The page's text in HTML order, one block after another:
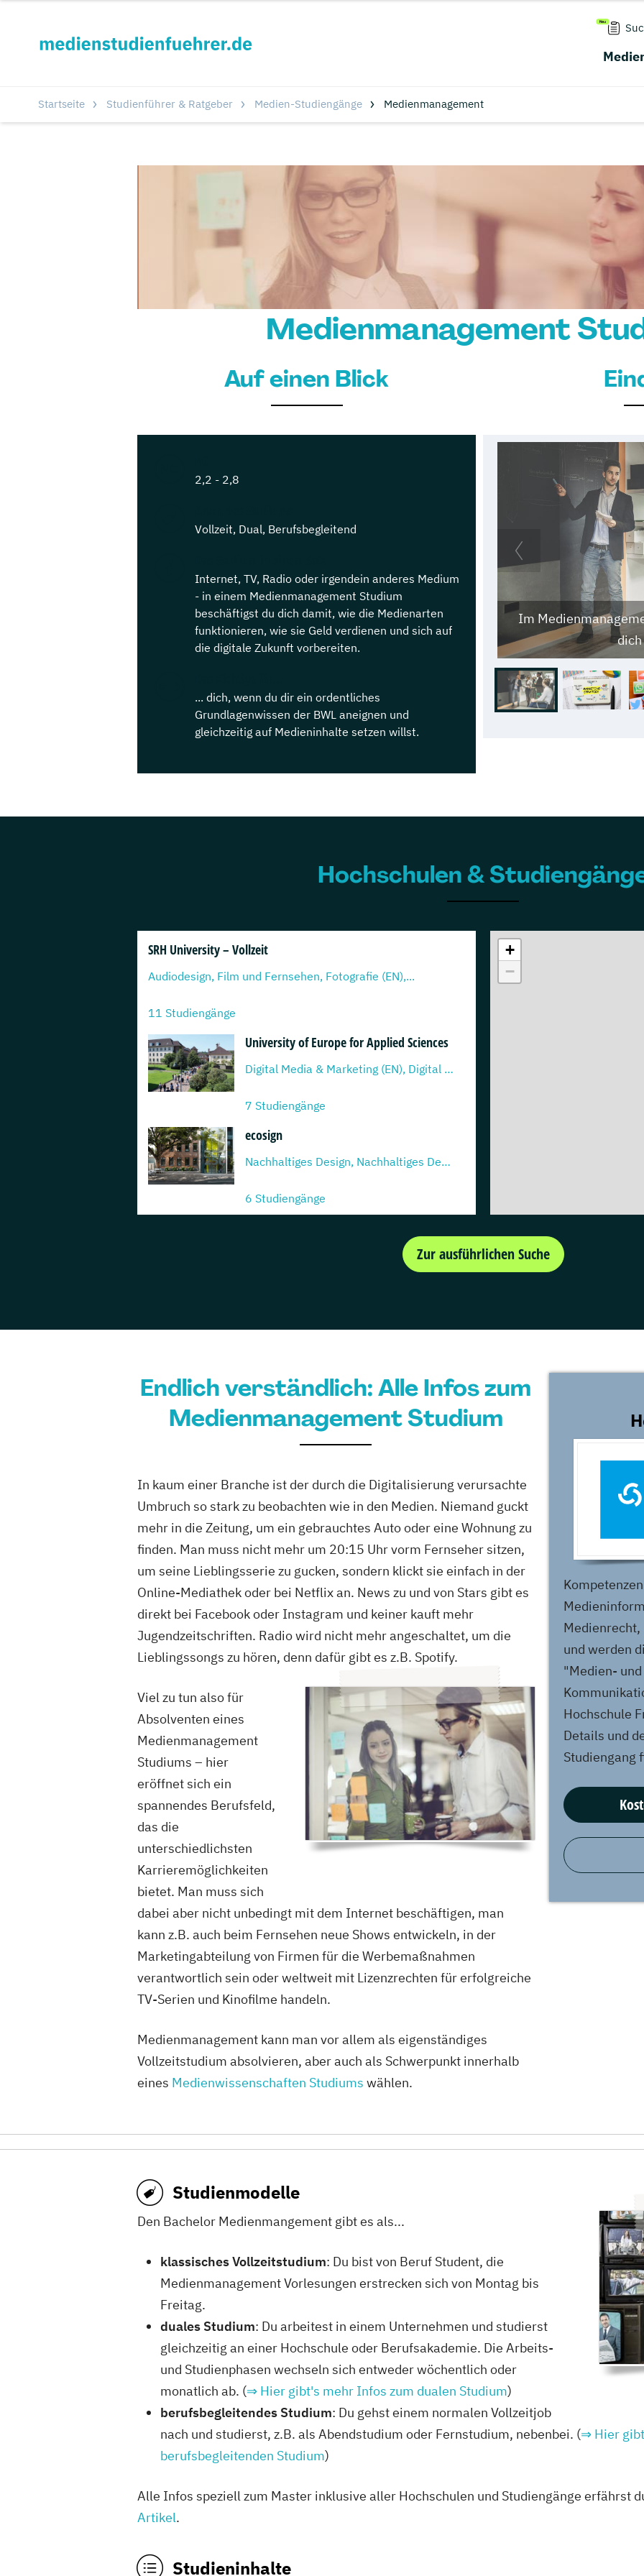
Startseite Studienführer & Ratgeber Medien-Studiengänge Medienmanagement
Medienmanagement
Auf einen Blick
2,2 - 2,8
Vollzeit, Dual, Berufsbegleitend
Internet, TV, Radio oder irgendein anderes Medium
- in einem Medienmanagement Studium
beschäftigst du dich damit, wie die Medienarten
funktionieren, wie sie Geld verdienen und sich auf
die digitale Zukunft vorbereiten.
... dich, wenn du dir ein ordentliches
Grundlagenwissen der BWL aneignen und
gleichzeitig auf Medieninhalte setzen willst.
Im
Hochschulen &
SRH University – Vollzeit
Audiodesign, Film und Fernsehen, Fotografie (EN),...
11 Studiengänge
University of Europe for Applied Sciences
Digital Media & Marketing (EN), Digital Media &...
7 Studiengänge
ecosign
Nachhaltiges Design, Nachhaltiges Design...
6 Studiengänge
Betriebswirtschaftslehre, Medienmanagement und...
4 Studiengänge
Hochschule Fresenius - Fernstudium
3 Studiengänge
IST-Hochschule für Management
Kommunikation & Medienmanagement,...
5 Studiengänge
SRH Fernhochschule – The Mobile
University
Design Management, Kommunikation und...
Haarlem Campus
BSc Creative Media
Hochschule für angewandtes
Management
Creative Media, Film- & Videoproduktion, Game...
IU Fernstudium
Journalismus und digitale Kommunikation,...
9 Studiengänge
Macromedia University
16 Studiengänge
Studium Plus an der Macromedia
5 Studiengänge
Marketing und Kommunikation, Medien- und...
PFH Fernstudium
Medienmanagement
1 Studiengänge
Akademie (EMBA)
1 Studiengänge
+
−
Zur ausführlichen Suche
Endlich verständlich: Alle Infos zum
Medienmanagement Studium
In kaum einer Branche ist der durch die Digitalisierung verursachte
Umbruch so stark zu beobachten wie in den Medien. Niemand guckt
mehr in die Zeitung, um ein gebrauchtes Auto oder eine Wohnung zu
finden. Man muss nicht mehr um 20:15 Uhr vorm Fernseher sitzen,
um seine Lieblingsserie zu gucken, sondern klickt sie einfach in der
Online-Mediathek oder bei Netflix an. News zu und von Stars gibt es
direkt bei Facebook oder Instagram und keiner kauft mehr
Jugendzeitschriften. Radio wird nicht mehr angeschaltet, um die
Lieblingssongs zu hören, denn dafür gibt es z.B. Spotify.
Viel zu tun also für
Absolventen eines
Medienmanagement
Studiums – hier
eröffnet sich ein
spannendes Berufsfeld,
das die
unterschiedlichsten
Karrieremöglichkeiten
bietet. Man muss sich
dabei aber nicht unbedingt mit dem Internet beschäftigen, man
kann z.B. auch beim Fernsehen neue Shows entwickeln, in der
Marketingabteilung von Firmen für die Werbemaßnahmen
verantwortlich sein oder weltweit mit Lizenzrechten für erfolgreiche
TV-Serien und Kinofilme handeln.
Medienmanagement kann man vor allem als eigenständiges
Vollzeitstudium absolvieren, aber auch als Schwerpunkt innerhalb
eines Medienwissenschaften Studiums wählen.
Medienrecht,
und werden
"Medien- und
Hochschule
Details und
Studiengang
Studienmodelle
Den Bachelor Medienmangement gibt es als...
klassisches Vollzeitstudium: Du bist von Beruf Student, die
Medienmanagement Vorlesungen erstrecken sich von Montag bis
Freitag.
duales Studium: Du arbeitest in einem Unternehmen und studierst
gleichzeitig an einer Hochschule oder Berufsakademie. Die Arbeits-
und Studienphasen wechseln sich entweder wöchentlich oder
monatlich ab. (⇒ Hier gibt's mehr Infos zum dualen Studium)
berufsbegleitendes Studium: Du gehst einem normalen Vollzeitjob
nach und studierst, z.B. als Abendstudium oder Fernstudium, nebenbei. (⇒ Hier
berufsbegleitenden Studium)
Alle Infos speziell zum Master inklusive aller Hochschulen und Studiengänge erfährst
Artikel.
Studieninhalte